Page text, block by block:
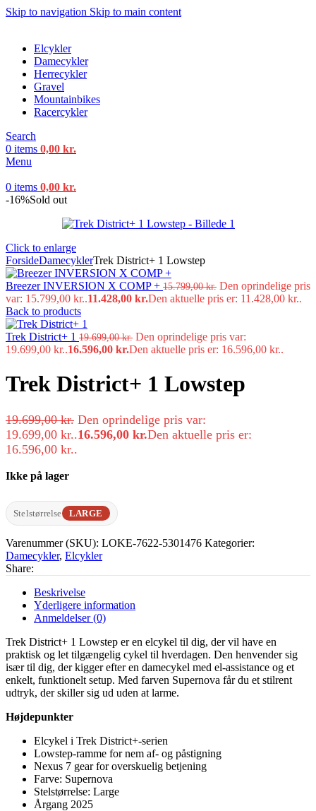
Skip to navigation Skip to main content
Elcykler
Damecykler
Herrecykler
Gravel
Mountainbikes
Racercykler
Search
0 items 0,00 kr.
Menu
0 items 0,00 kr.
-16%Sold out
Click to enlarge
ForsideDamecyklerTrek District+ 1 Lowstep
Breezer INVERSION X COMP + 15.799,00kr. Den oprindelige pris
var: 15.799,00 kr..11.428,00 kr.Den aktuelle pris er: 11.428,00 kr..
Back to products
Trek District+ 1 19.699,00kr. Den oprindelige pris var:
19.699,00 kr..16.596,00 kr.Den aktuelle pris er: 16.596,00 kr..
Trek District+ 1 Lowstep
19.699,00kr. Den oprindelige pris var:
19.699,00 kr..16.596,00 kr.Den aktuelle pris er:
16.596,00 kr..
Ikke på lager
Stelstørrelse LARGE
Varenummer (SKU): LOKE-7622-5301476 Kategorier:
Damecykler, Elcykler
Share:
Beskrivelse
Yderligere information
Anmeldelser (0)
Trek District+ 1 Lowstep er en elcykel til dig, der vil have en
praktisk og let tilgængelig cykel til hverdagen. Den henvender sig
især til dig, der kigger efter en damecykel med el-assistance og et
enkelt, funktionelt setup. Med farven Supernova får du et stilrent
udtryk, der skiller sig ud uden at larme.
Højdepunkter
Elcykel i Trek District+-serien
Lowstep-ramme for nem af- og påstigning
Nexus 7 gear for overskuelig betjening
Farve: Supernova
Stelstørrelse: Large
Årgang 2025